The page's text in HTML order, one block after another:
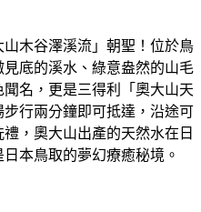
木谷澤溪流」朝聖！位於鳥
底的溪水、綠意盎然的山毛
名，更是三得利「奧大山天
行兩分鐘即可抵達，沿途可
，奧大山出產的天然水在日
本鳥取的夢幻療癒秘境。